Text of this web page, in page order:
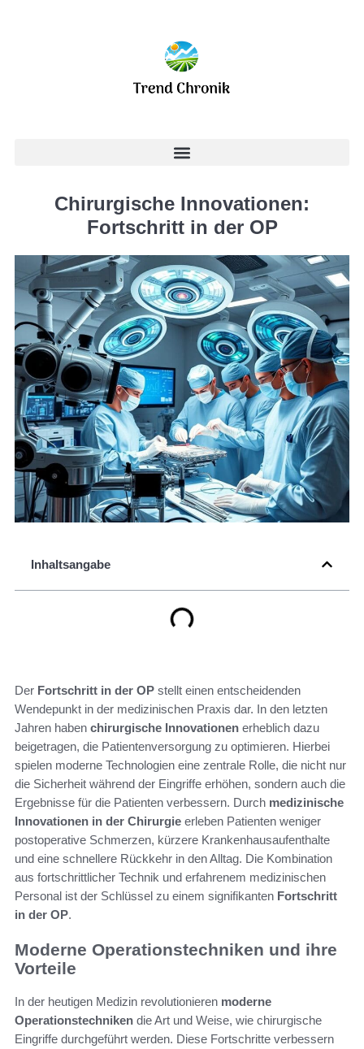
Chirurgische Innovationen:
Fortschritt in der OP
Inhaltsangabe
Der Fortschritt in der OP stellt einen entscheidenden
Wendepunkt in der medizinischen Praxis dar. In den letzten
Jahren haben chirurgische Innovationen erheblich dazu
beigetragen, die Patientenversorgung zu optimieren. Hierbei
spielen moderne Technologien eine zentrale Rolle, die nicht nur
die Sicherheit während der Eingriffe erhöhen, sondern auch die
Ergebnisse für die Patienten verbessern. Durch medizinische
Innovationen in der Chirurgie erleben Patienten weniger
postoperative Schmerzen, kürzere Krankenhausaufenthalte
und eine schnellere Rückkehr in den Alltag. Die Kombination
aus fortschrittlicher Technik und erfahrenem medizinischen
Personal ist der Schlüssel zu einem signifikanten Fortschritt
in der OP.
Moderne Operationstechniken und ihre
Vorteile
In der heutigen Medizin revolutionieren moderne
Operationstechniken die Art und Weise, wie chirurgische
Eingriffe durchgeführt werden. Diese Fortschritte verbessern